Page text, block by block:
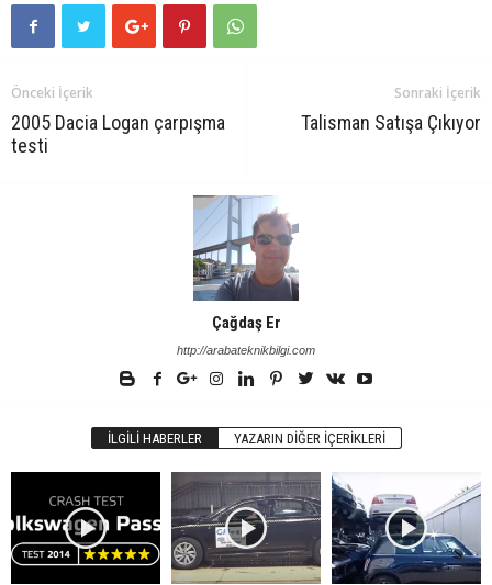
Önceki İçerik
2005 Dacia Logan çarpışma
testi
Sonraki İçerik
Talisman Satışa Çıkıyor
Çağdaş Er
http://arabateknikbilgi.com
İLGILI HABERLER YAZARIN DIĞER İÇERIKLERI